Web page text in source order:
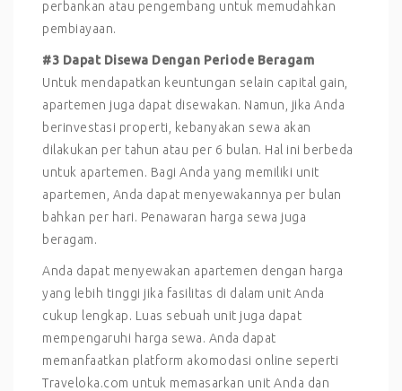
perbankan atau pengembang untuk memudahkan
pembiayaan.
#3 Dapat Disewa Dengan Periode Beragam
Untuk mendapatkan keuntungan selain capital gain,
apartemen juga dapat disewakan. Namun, jika Anda
berinvestasi properti, kebanyakan sewa akan
dilakukan per tahun atau per 6 bulan. Hal ini berbeda
untuk apartemen. Bagi Anda yang memiliki unit
apartemen, Anda dapat menyewakannya per bulan
bahkan per hari. Penawaran harga sewa juga
beragam.
Anda dapat menyewakan apartemen dengan harga
yang lebih tinggi jika fasilitas di dalam unit Anda
cukup lengkap. Luas sebuah unit juga dapat
mempengaruhi harga sewa. Anda dapat
memanfaatkan platform akomodasi online seperti
Traveloka.com untuk memasarkan unit Anda dan